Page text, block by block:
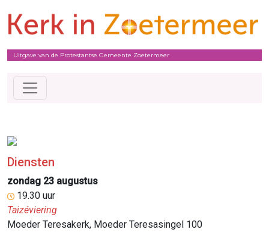
Uitgave van de Protestantse Gemeente Zoetermeer
Diensten
zondag 23 augustus
19.30 uur
Taizéviering
Moeder Teresakerk, Moeder Teresasingel 100